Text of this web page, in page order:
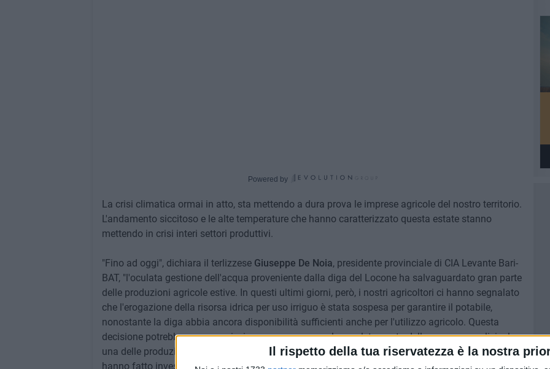
Il rispetto della tua riservatezza è la nostra
Powered by
La crisi climatica ormai in atto, sta mettendo a dura prova le imprese agricole del nostro territorio.
L'andamento siccitoso e le alte temperature che hanno caratterizzato questa estate stanno
mettendo in crisi interi settori produttivi.
"Fino ad oggi", dichiara il terlizzese Giuseppe De Noia, presidente provinciale di CIA Levante Bari-
BAT, "l'oculata gestione dell'acqua proveniente dalla diga del Locone ha salvaguardato gran parte
delle produzioni agricole estive. In questi ultimi giorni, però, i nostri agricoltori ci hanno segnalato
che l'erogazione della risorsa idrica per uso irriguo è stata sospesa per garantire il potabile,
nonostante la diga abbia ancora disponibilità sufficienti anche per l'utilizzo agricolo. Questa
decisione potrebbe avere gravissime conseguenze sul completamento della campagna olivicola,
una delle produzioni di alta qualità del nostro territorio, sulla quale famiglie e aziende agricole
hanno fatto investimenti di rilievo. Qualora gli oliveti dovessero subire danni dal perdurare